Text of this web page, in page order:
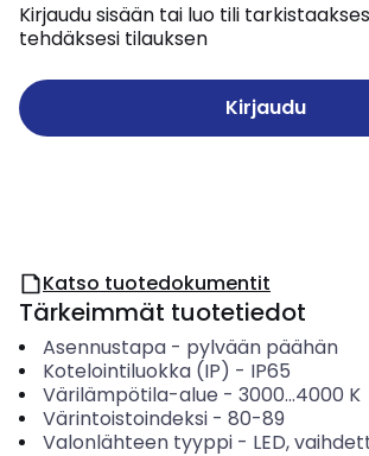
Kirjaudu sisään tai luo tili
tehdäksesi tilauksen
Kirjaudu
Katso tuotedokumentit
Tärkeimmät tuotetiedot
Asennustapa- pylvään päähän
Kotelointiluokka (IP) - IP65
Värilämpötila-alue - 3000...4000 K
Värintoistoindeksi- 80-89
Valonlähteen tyyppi- LED,